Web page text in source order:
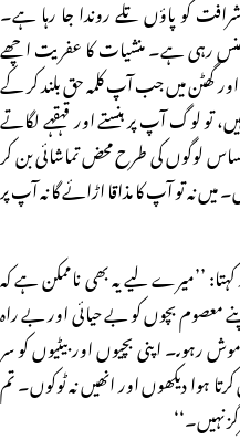
شرافت کو پاؤں تلے روندا جا رہا ہے۔
رہی ہے۔ منشیات کا عفریت اچھے
گھٹن میں جب آپ کلمہ حق بلند کر کے
تو لوگ آپ پر ہنستے اور قہقہے لگاتے
لوگوں کی طرح محض تماشائی بن کر
میں نہ تو آپ کا مذاقا اڑائے گا نہ آپ پر
’’میرے لیے یہ بھی ناممکن ہے کہ
معصوم بچوں کو بے حیائی اور بے راہ
رہوںـ۔ اپنی بچیوں اور بیٹیوں کو سر
ہوا دیکھوں اور انھیں نہ ٹوکوں۔ تم
نہیں۔‘‘